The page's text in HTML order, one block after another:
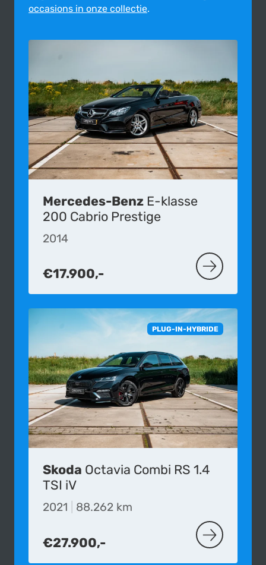
occasions in onze collectie.
Mercedes-Benz E-klasse
200 Cabrio Prestige
2014
€17.900,- MEER OVER
PLUG-IN-HYBRIDE
Skoda Octavia Combi RS 1.4
TSI iV
2021 88.262 km
€27.900,- MEER OVER